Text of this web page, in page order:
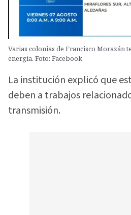
Varias colonias de Francisco Morazán
energía. Foto: Facebook
La institución explicó que
deben a trabajos
transmisión.